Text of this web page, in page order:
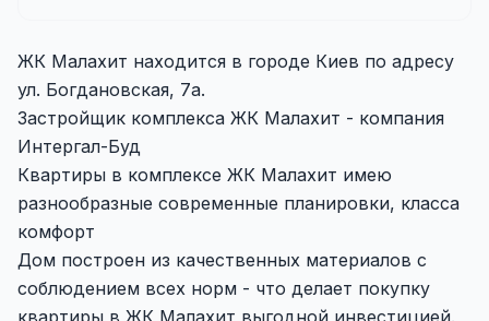
ЖК Малахит находится в городе Киев по адресу
ул. Богдановская, 7а.
Застройщик комплекса ЖК Малахит - компания
Интергал-Буд
Квартиры в комплексе ЖК Малахит имею
разнообразные современные планировки, класса
комфорт
Дом построен из качественных материалов с
соблюдением всех норм - что делает покупку
квартиры в ЖК Малахит выгодной инвестицией.